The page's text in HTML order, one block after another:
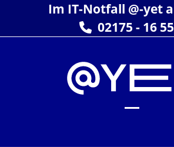
content
Im IT-Notfall @-yet
02175 - 16